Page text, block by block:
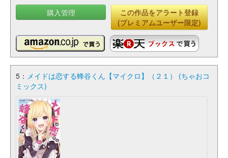
購入管理
この作品をアラート登録
(プレミアムユーザー限定)
5： メイドは恋する蜂谷くん【マイクロ】（２１） (ちゃおコ
ミックス)